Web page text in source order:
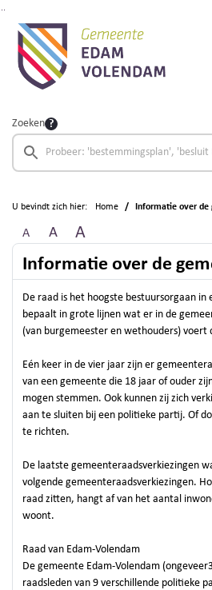
Zoeken
U bevindt zich hier: Home Informatie over de
A A A
Informatie over de
De raad is het hoogste bestuursorgaan in
bepaalt in grote lijnen wat er in de
(van burgemeester en wethouders) voert
Eén keer in de vier jaar zijn er
van een gemeente die 18 jaar of ouder
mogen stemmen. Ook kunnen zij zich
aan te sluiten bij een politieke partij. Of
te richten.
De laatste gemeenteraadsverkiezingen
volgende gemeenteraadsverkiezingen.
raad zitten, hangt af van het aantal
woont.
Raad van Edam-Volendam
De gemeente Edam-Volendam
raadsleden van 9 verschillende politieke